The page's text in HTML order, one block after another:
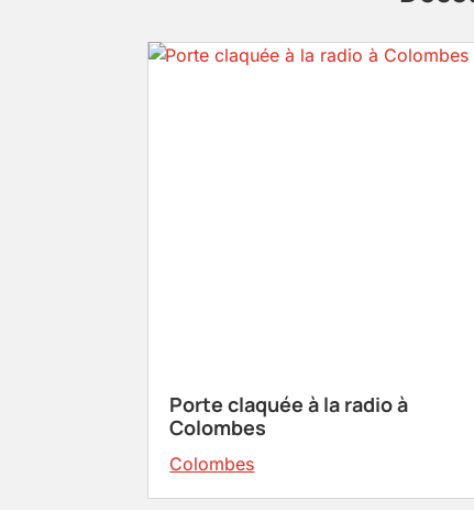
Porte claquée à la radio à
Colombes
Colombes